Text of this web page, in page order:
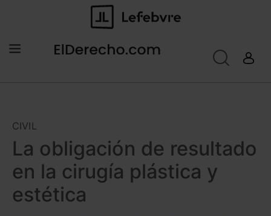
CIVIL
La obligación de resultado
en la cirugía plástica y
estética